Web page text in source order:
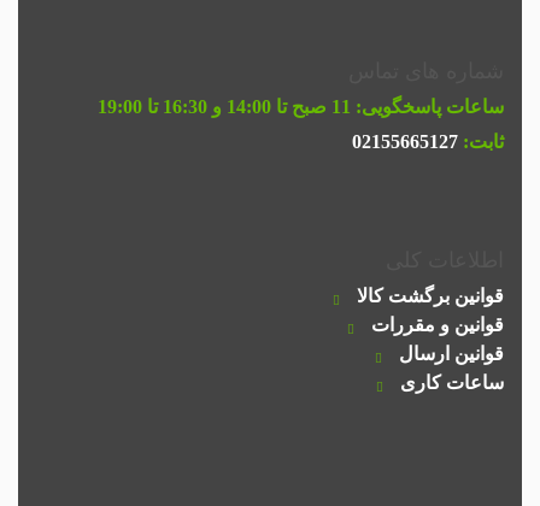
ساعات پاسخگویی:
ثابت: 02155665127
قوانین برگشت کالا
قوانین و مقررات
قوانین ارسال
ساعات کاری